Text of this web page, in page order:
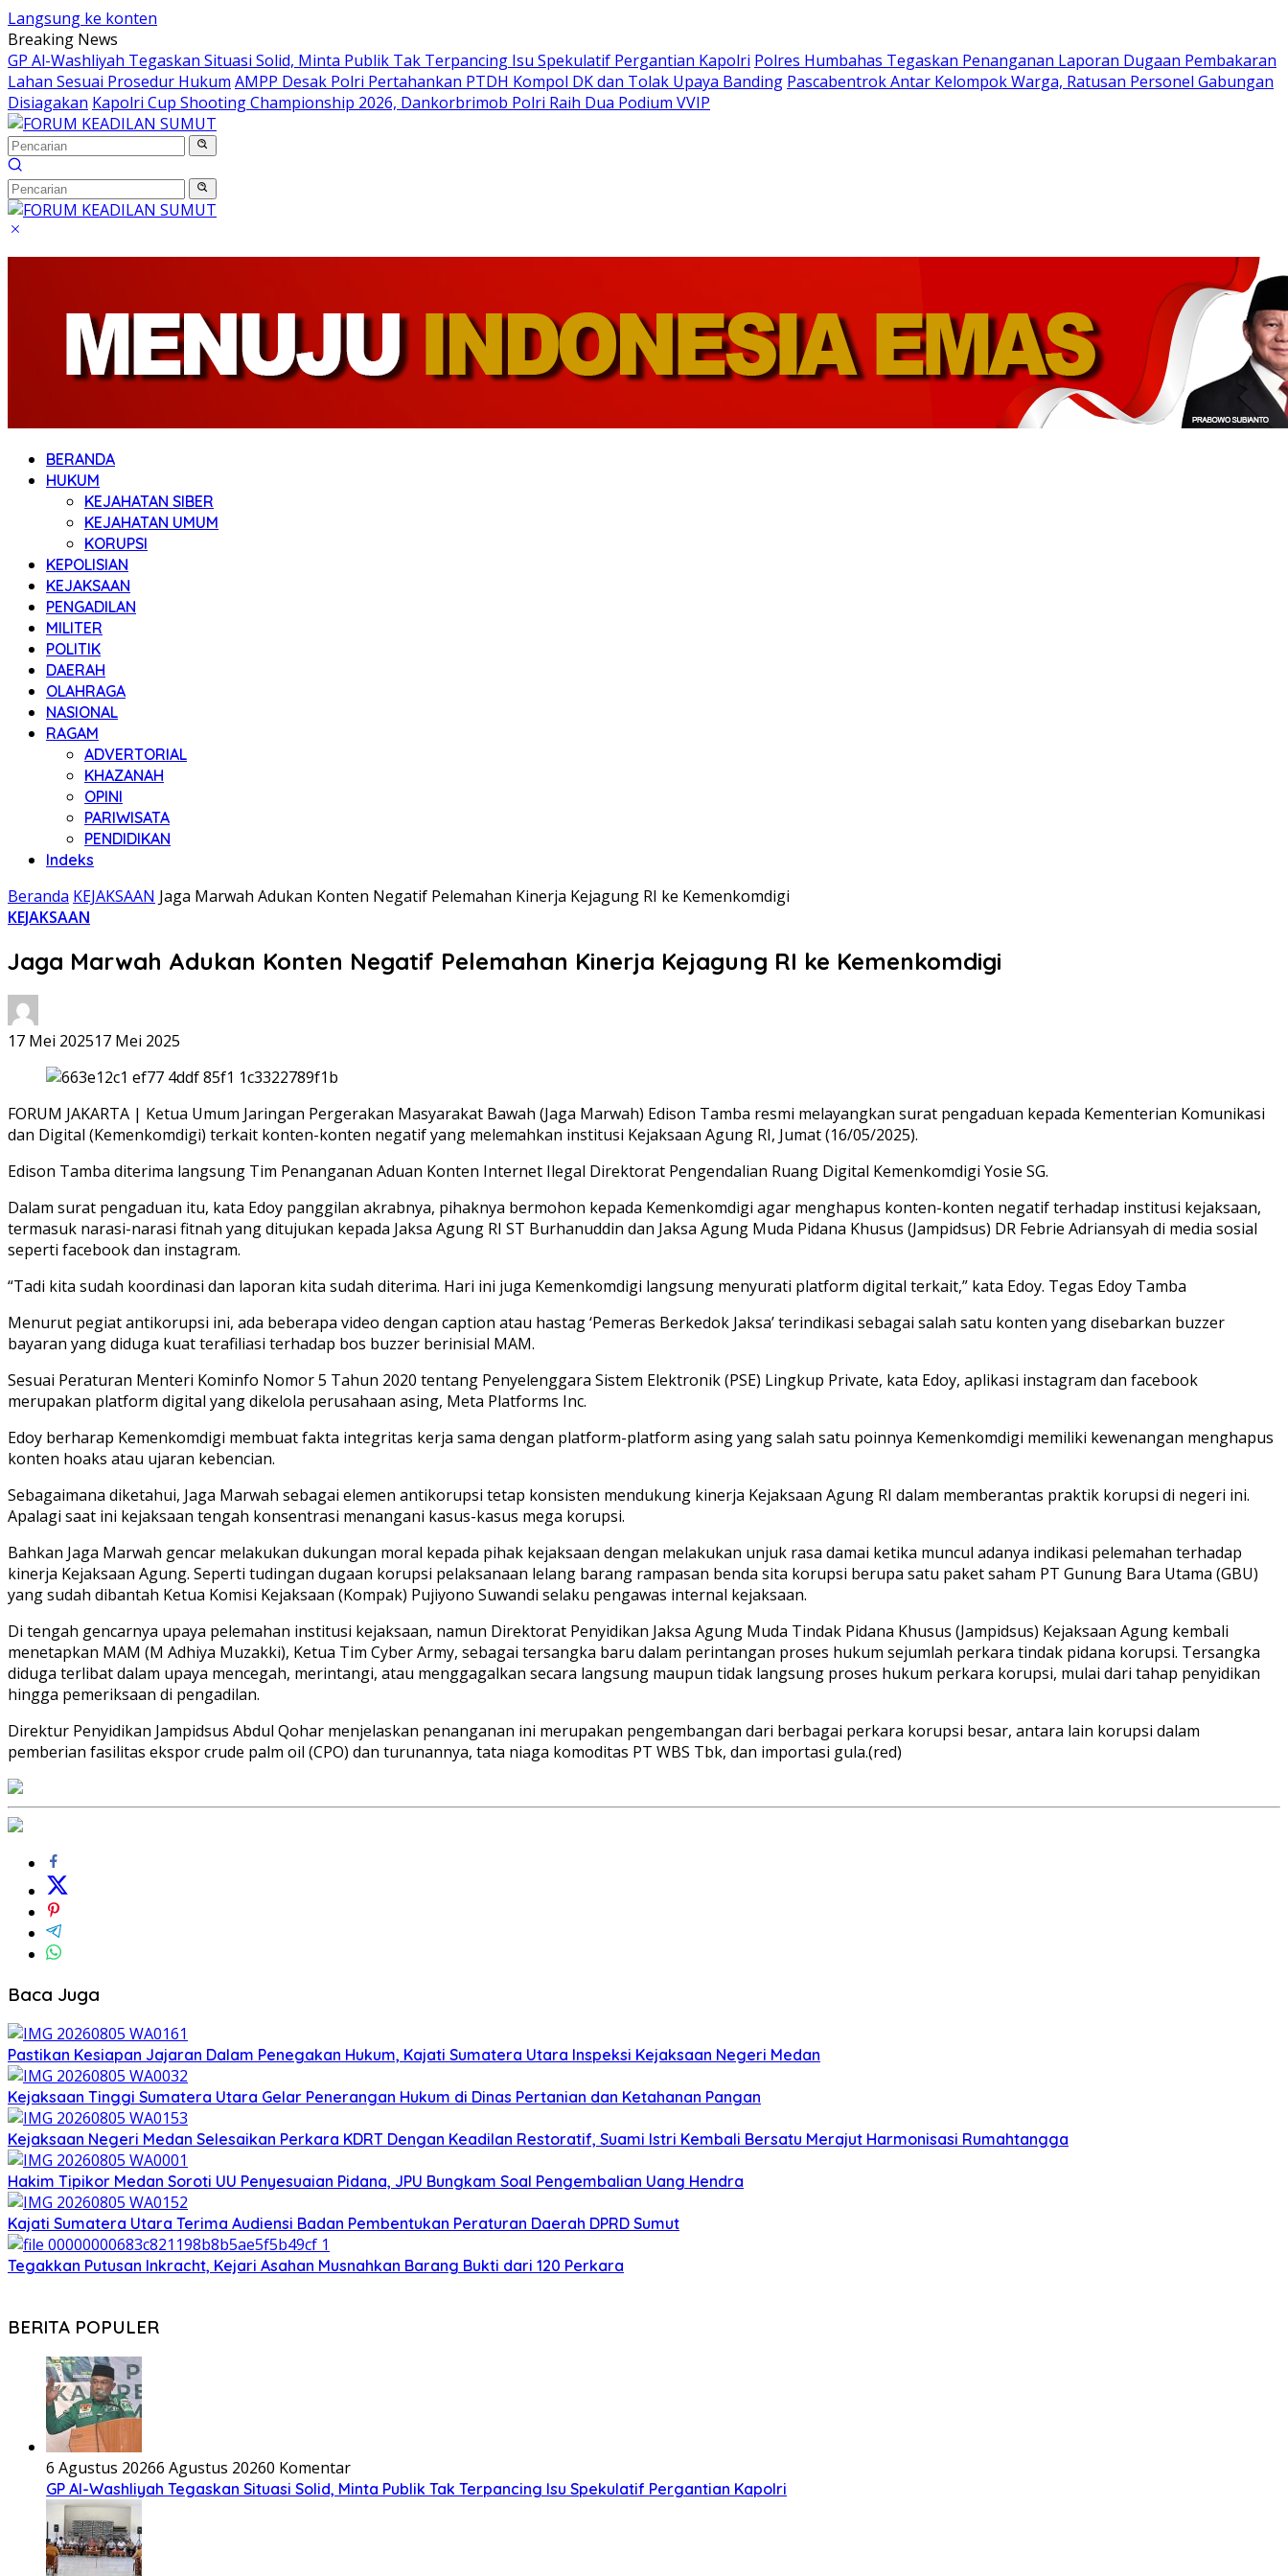
Langsung ke konten
Breaking News
GP Al-Washliyah Tegaskan Situasi Solid, Minta Publik Tak Terpancing Isu Spekulatif Pergantian Kapolri Polres Humbahas Tegaskan Penanganan Laporan Dugaan Pembakaran
Lahan Sesuai Prosedur Hukum AMPP Desak Polri Pertahankan PTDH Kompol DK dan Tolak Upaya Banding Pascabentrok Antar Kelompok Warga, Ratusan Personel Gabungan
Disiagakan Kapolri Cup Shooting Championship 2026, Dankorbrimob Polri Raih Dua Podium VVIP
BERANDA
HUKUM
KEJAHATAN SIBER
KEJAHATAN UMUM
KORUPSI
KEPOLISIAN
KEJAKSAAN
PENGADILAN
MILITER
POLITIK
DAERAH
OLAHRAGA
NASIONAL
RAGAM
ADVERTORIAL
KHAZANAH
OPINI
PARIWISATA
PENDIDIKAN
Indeks
Beranda KEJAKSAAN Jaga Marwah Adukan Konten Negatif Pelemahan Kinerja Kejagung RI ke Kemenkomdigi
KEJAKSAAN
Jaga Marwah Adukan Konten Negatif Pelemahan Kinerja Kejagung RI ke Kemenkomdigi
17 Mei 202517 Mei 2025
FORUM JAKARTA | Ketua Umum Jaringan Pergerakan Masyarakat Bawah (Jaga Marwah) Edison Tamba resmi melayangkan surat pengaduan kepada Kementerian Komunikasi
dan Digital (Kemenkomdigi) terkait konten-konten negatif yang melemahkan institusi Kejaksaan Agung RI, Jumat (16/05/2025).
Edison Tamba diterima langsung Tim Penanganan Aduan Konten Internet Ilegal Direktorat Pengendalian Ruang Digital Kemenkomdigi Yosie SG.
Dalam surat pengaduan itu, kata Edoy panggilan akrabnya, pihaknya bermohon kepada Kemenkomdigi agar menghapus konten-konten negatif terhadap institusi kejaksaan,
termasuk narasi-narasi fitnah yang ditujukan kepada Jaksa Agung RI ST Burhanuddin dan Jaksa Agung Muda Pidana Khusus (Jampidsus) DR Febrie Adriansyah di media sosial
seperti facebook dan instagram.
“Tadi kita sudah koordinasi dan laporan kita sudah diterima. Hari ini juga Kemenkomdigi langsung menyurati platform digital terkait,” kata Edoy. Tegas Edoy Tamba
Menurut pegiat antikorupsi ini, ada beberapa video dengan caption atau hastag ‘Pemeras Berkedok Jaksa’ terindikasi sebagai salah satu konten yang disebarkan buzzer
bayaran yang diduga kuat terafiliasi terhadap bos buzzer berinisial MAM.
Sesuai Peraturan Menteri Kominfo Nomor 5 Tahun 2020 tentang Penyelenggara Sistem Elektronik (PSE) Lingkup Private, kata Edoy, aplikasi instagram dan facebook
merupakan platform digital yang dikelola perusahaan asing, Meta Platforms Inc.
Edoy berharap Kemenkomdigi membuat fakta integritas kerja sama dengan platform-platform asing yang salah satu poinnya Kemenkomdigi memiliki kewenangan menghapus
konten hoaks atau ujaran kebencian.
Sebagaimana diketahui, Jaga Marwah sebagai elemen antikorupsi tetap konsisten mendukung kinerja Kejaksaan Agung RI dalam memberantas praktik korupsi di negeri ini.
Apalagi saat ini kejaksaan tengah konsentrasi menangani kasus-kasus mega korupsi.
Bahkan Jaga Marwah gencar melakukan dukungan moral kepada pihak kejaksaan dengan melakukan unjuk rasa damai ketika muncul adanya indikasi pelemahan terhadap
kinerja Kejaksaan Agung. Seperti tudingan dugaan korupsi pelaksanaan lelang barang rampasan benda sita korupsi berupa satu paket saham PT Gunung Bara Utama (GBU)
yang sudah dibantah Ketua Komisi Kejaksaan (Kompak) Pujiyono Suwandi selaku pengawas internal kejaksaan.
Di tengah gencarnya upaya pelemahan institusi kejaksaan, namun Direktorat Penyidikan Jaksa Agung Muda Tindak Pidana Khusus (Jampidsus) Kejaksaan Agung kembali
menetapkan MAM (M Adhiya Muzakki), Ketua Tim Cyber Army, sebagai tersangka baru dalam perintangan proses hukum sejumlah perkara tindak pidana korupsi. Tersangka
diduga terlibat dalam upaya mencegah, merintangi, atau menggagalkan secara langsung maupun tidak langsung proses hukum perkara korupsi, mulai dari tahap penyidikan
hingga pemeriksaan di pengadilan.
Direktur Penyidikan Jampidsus Abdul Qohar menjelaskan penanganan ini merupakan pengembangan dari berbagai perkara korupsi besar, antara lain korupsi dalam
pemberian fasilitas ekspor crude palm oil (CPO) dan turunannya, tata niaga komoditas PT WBS Tbk, dan importasi gula.(red)
Baca Juga
Pastikan Kesiapan Jajaran Dalam Penegakan Hukum, Kajati Sumatera Utara Inspeksi Kejaksaan Negeri Medan
Kejaksaan Tinggi Sumatera Utara Gelar Penerangan Hukum di Dinas Pertanian dan Ketahanan Pangan
Kejaksaan Negeri Medan Selesaikan Perkara KDRT Dengan Keadilan Restoratif, Suami Istri Kembali Bersatu Merajut Harmonisasi Rumahtangga
Hakim Tipikor Medan Soroti UU Penyesuaian Pidana, JPU Bungkam Soal Pengembalian Uang Hendra
Kajati Sumatera Utara Terima Audiensi Badan Pembentukan Peraturan Daerah DPRD Sumut
Tegakkan Putusan Inkracht, Kejari Asahan Musnahkan Barang Bukti dari 120 Perkara
BERITA POPULER
6 Agustus 20266 Agustus 20260 Komentar
GP Al-Washliyah Tegaskan Situasi Solid, Minta Publik Tak Terpancing Isu Spekulatif Pergantian Kapolri